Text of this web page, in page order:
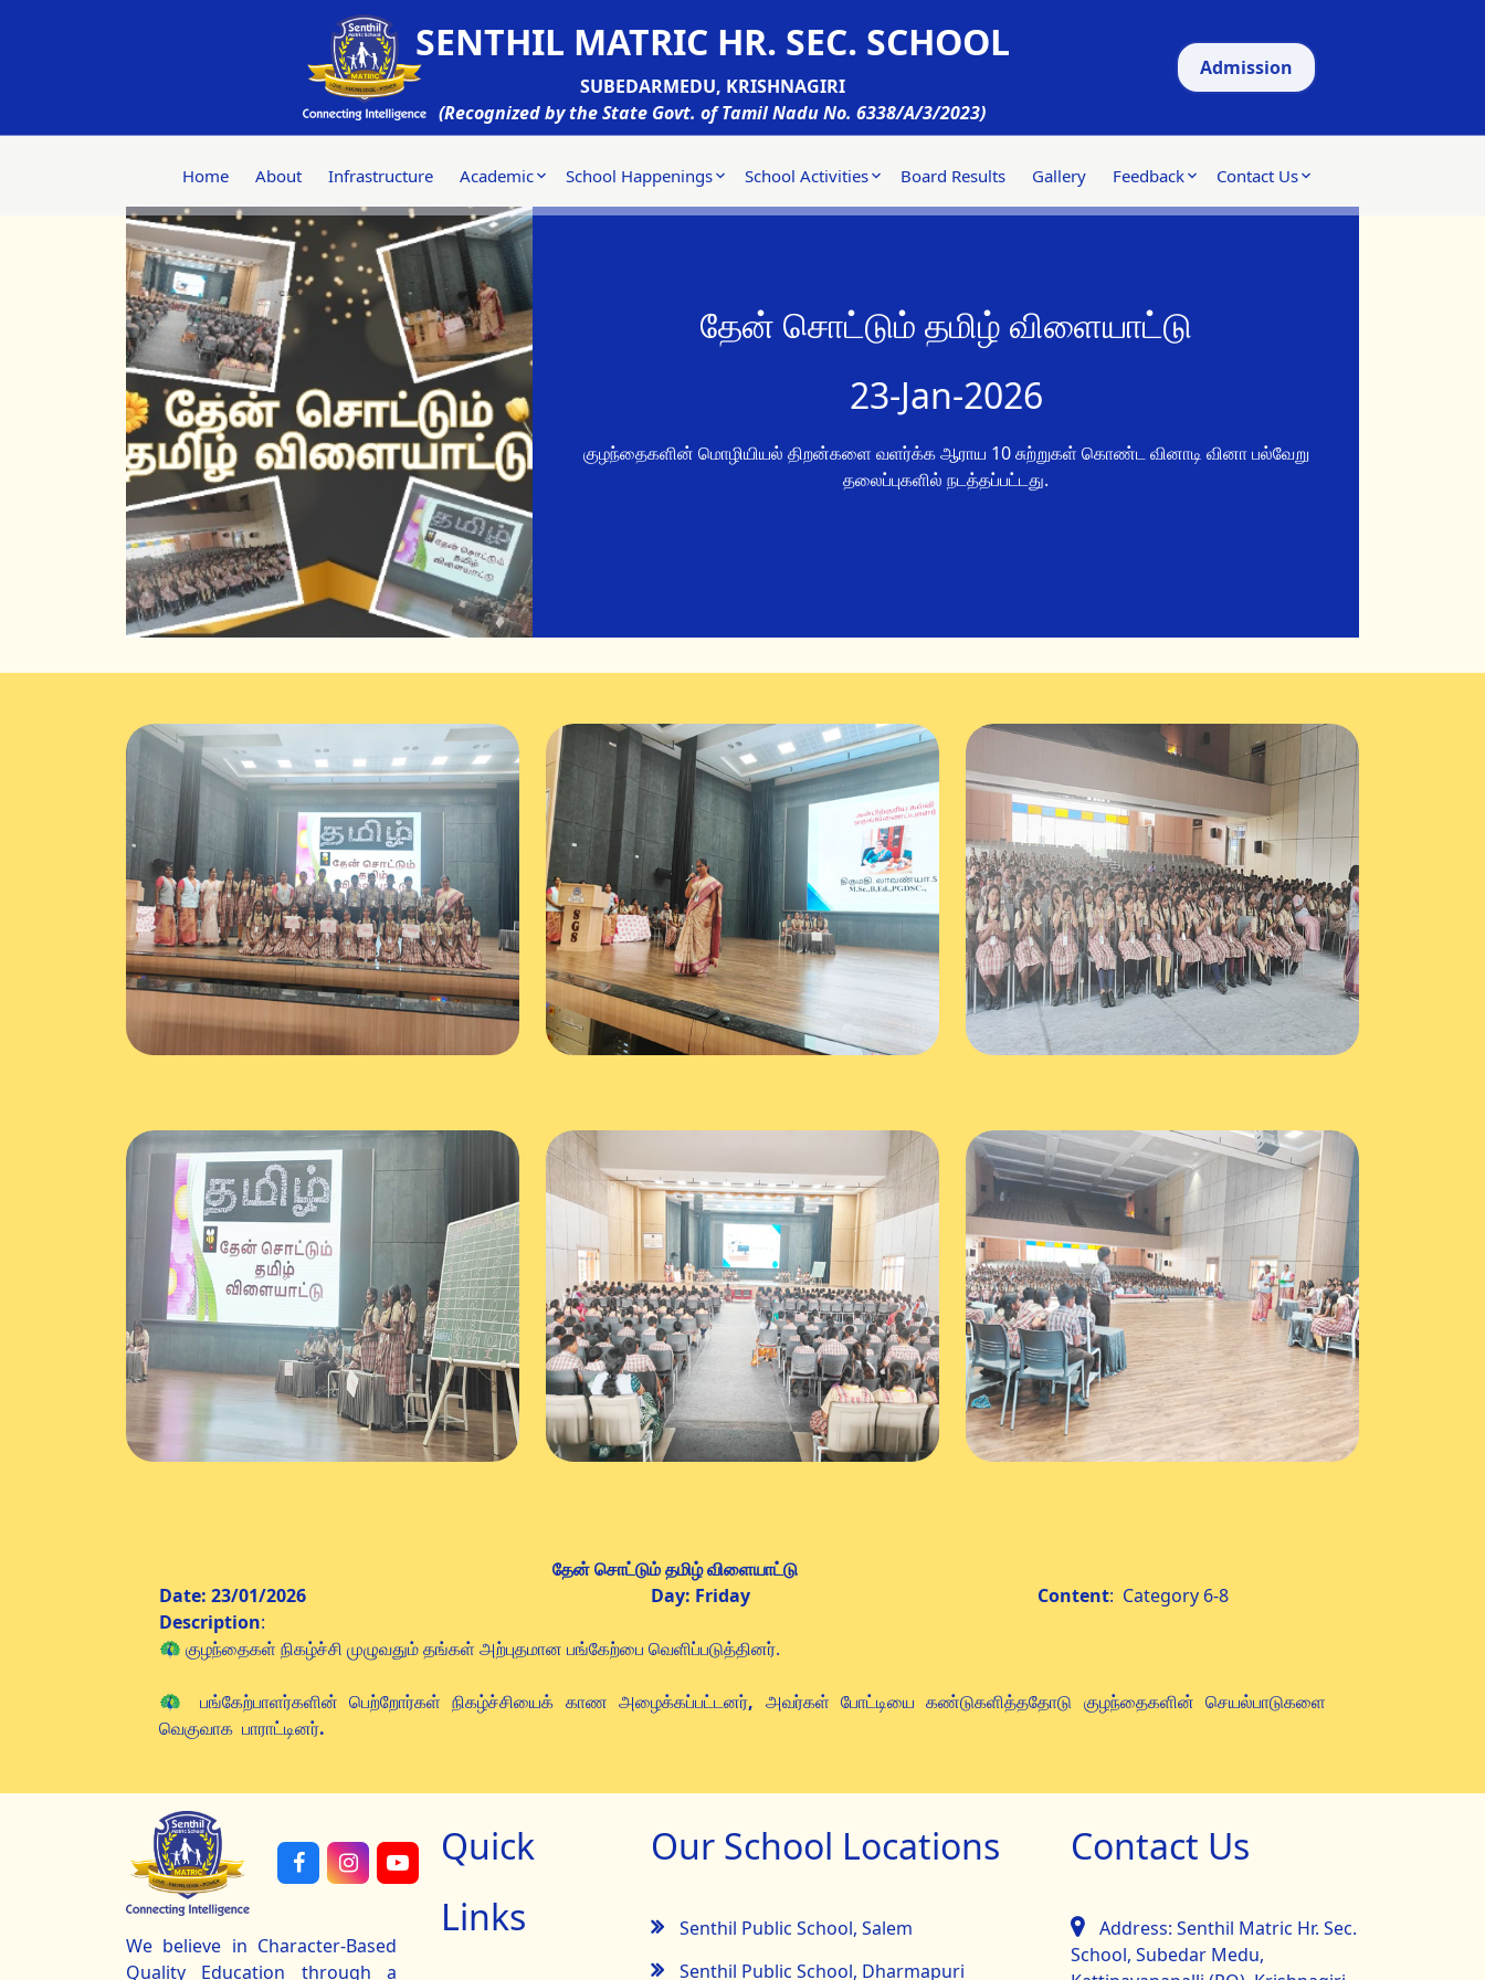
SENTHIL MATRIC HR. SEC. SCHOOL
SUBEDARMEDU, KRISHNAGIRI
(Recognized by the State Govt. of Tamil Nadu No. 6338/A/3/2023)
Admission
Home About Infrastructure Academic School Happenings School Activities Board Results Gallery Feedback Contact Us
தேன் சொட்டும் தமிழ் விளையாட்டு
23-Jan-2026
குழந்தைகளின் மொழியியல் திறன்களை வளர்க்க ஆராய 10 சுற்றுகள் கொண்ட வினாடி வினா பல்வேறு
தலைப்புகளில் நடத்தப்பட்டது.
தேன் சொட்டும் தமிழ் விளையாட்டு
Date: 23/01/2026
Day: Friday Content: Category 6-8
Description:
🦚 குழந்தைகள் நிகழ்ச்சி முழுவதும் தங்கள் அற்புதமான பங்கேற்பை வெளிப்படுத்தினர்.
🦚 பங்கேற்பாளர்களின் பெற்றோர்கள் நிகழ்ச்சியைக் காண அழைக்கப்பட்டனர், அவர்கள் போட்டியை கண்டுகளித்ததோடு குழந்தைகளின் செயல்பாடுகளை
வெகுவாக பாராட்டினர்.
We believe in Character-Based
Quality Education through a
Quick
Links
Our School Locations
Senthil Public School, Salem
Senthil Public School, Dharmapuri
Contact Us
Address: Senthil Matric Hr. Sec.
School, Subedar Medu,